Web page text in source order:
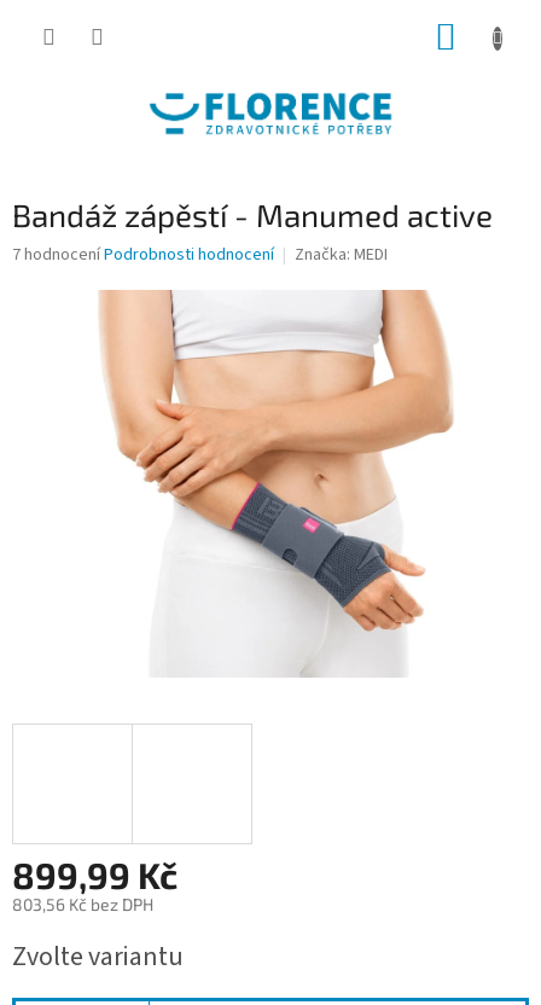
Bandáž zápěstí - Manumed active
Průměrné
7 hodnoceníPodrobnosti hodnocení Značka: MEDI
899,99 Kč
803,56 Kč bez DPH
cena:
Zvolte variantu